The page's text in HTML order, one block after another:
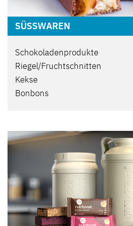
SÜSSWAREN
Schokoladenprodukte
Riegel/Fruchtschnitten
Kekse
Bonbons